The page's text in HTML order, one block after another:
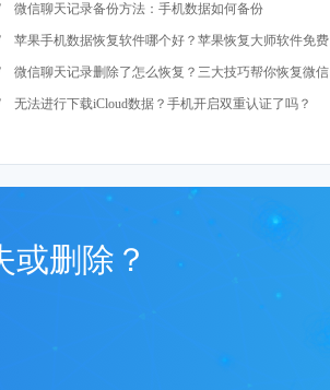
微信聊天记录备份方法：手机数据如何备份
苹果手机数据恢复软件哪个好？苹果恢复大师软件免费下载
微信聊天记录删除了怎么恢复？三大技巧帮你恢复微信记录
无法进行下载iCloud数据？手机开启双重认证了吗？
删除？